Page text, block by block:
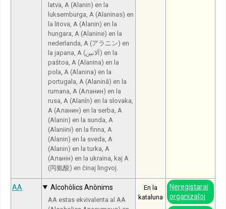
latva, A (Alanin) en la
luksemburga, A (Alaninas) en
la litova, A (Alanin) en la
hungara, A (Alanine) en la
nederlanda, A (アラニン) en
la japana, A (آلانين) en la
paŝtoa, A (Alanina) en la
pola, A (Alanina) en la
portugala, A (Alanină) en la
rumana, A (Аланин) en la
rusa, A (Alanín) en la slovaka,
A (Аланин) en la serba, A
(Alanin) en la sunda, A
(Alaniini) en la finna, A
(Alanin) en la sveda, A
(Alanin) en la turka, A
(Аланін) en la ukraina, kaj A
(丙氨酸) en ĉinaj lingvoj.
AA Alcohòlics Anònims
AA estas ekvivalenta al AA
En la
kataluna
Neregistaraj
organizaĵoj